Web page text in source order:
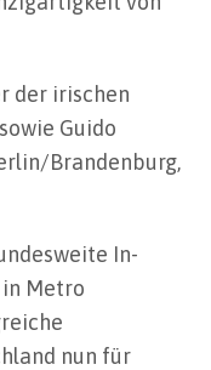
der irischen
Guido
Brandenburg,
In-
Metro
nun für